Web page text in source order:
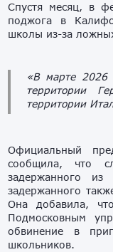
Спустя месяц, в
поджога в
школы из-за
«В марте 2026
территории
территории
Официальный
сообщила, что
задержанного
задержанного
Она добавила,
Подмосковным
обвинение в
школьников.